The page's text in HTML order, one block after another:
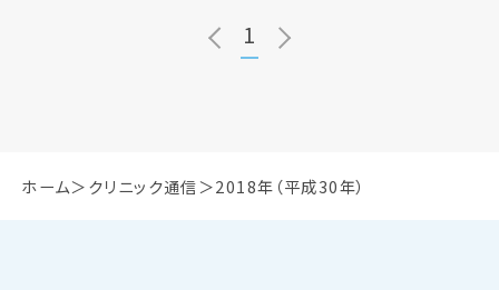
ホーム クリニック通信 2018年（平成30年）
1